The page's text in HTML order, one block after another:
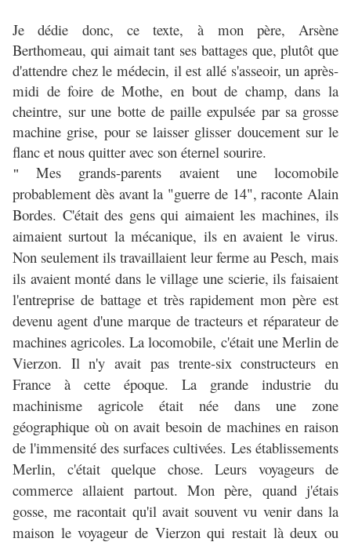
Je dédie donc, ce texte, à mon père, Arsène
Berthomeau, qui aimait tant ses battages que, plutôt que
d'attendre chez le médecin, il est allé s'asseoir, un après-
midi de foire de Mothe, en bout de champ, dans la
cheintre, sur une botte de paille expulsée par sa grosse
machine grise, pour se laisser glisser doucement sur le
flanc et nous quitter avec son éternel sourire.
"
Mes grands-parents avaient une locomobile
probablement dès avant la "guerre de 14", raconte Alain
Bordes. C'était des gens qui aimaient les machines, ils
aimaient surtout la mécanique, ils en avaient le virus.
Non seulement ils travaillaient leur ferme au Pesch, mais
ils avaient monté dans le village une scierie, ils faisaient
l'entreprise de battage et très rapidement mon père est
devenu agent d'une marque de tracteurs et réparateur de
machines agricoles. La locomobile, c'était une Merlin de
Vierzon. Il n'y avait pas trente-six constructeurs en
France à cette époque. La grande industrie du
machinisme agricole était née dans une zone
géographique où on avait besoin de machines en raison
de l'immensité des surfaces cultivées. Les établissements
Merlin, c'était quelque chose. Leurs voyageurs de
commerce allaient partout. Mon père, quand j'étais
gosse, me racontait qu'il avait souvent vu venir dans la
maison le voyageur de Vierzon qui restait là deux ou